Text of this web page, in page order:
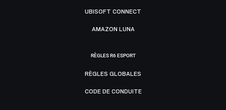
UBISOFT CONNECT
AMAZON LUNA
RÈGLES R6 ESPORT
RÈGLES GLOBALES
CODE DE CONDUITE